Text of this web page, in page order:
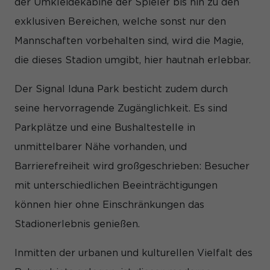
der Umkleidekabine der Spieler bis hin zu den
exklusiven Bereichen, welche sonst nur den
Mannschaften vorbehalten sind, wird die Magie,
die dieses Stadion umgibt, hier hautnah erlebbar.
Der Signal Iduna Park besticht zudem durch
seine hervorragende Zugänglichkeit. Es sind
Parkplätze und eine Bushaltestelle in
unmittelbarer Nähe vorhanden, und
Barrierefreiheit wird großgeschrieben: Besucher
mit unterschiedlichen Beeinträchtigungen
können hier ohne Einschränkungen das
Stadionerlebnis genießen.
Inmitten der urbanen und kulturellen Vielfalt des
und Inhalte oder Anzeigen- und Inhaltsmessung. Weitere
Informationen über die Verwendung Ihrer Daten finden Sie in
unsererDatenschutzerklärung .
Hier finden Sie eine Übersicht über alle verwendeten
Cookies. Sie können Ihre Einwilligung zu ganzen Kategorien
geben oder sich weitere Informationen anzeigen lassen und
Alle akzeptieren Speichern
Nur essenzielle Cookies akzeptieren
Zurück
Datenschutzeinstellungen
sind für die einwandfreie Funktion der Website erforderlich.
Cookie-Informationen anzeigen
Statistik Cookies erfassen Informationen anonym. Diese